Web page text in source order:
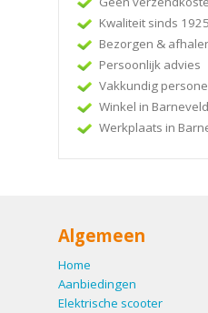
Kwaliteit sinds 1925
Bezorgen &
Persoonlijk advies
Vakkundig
Winkel in Barneveld
Werkplaats in
Algemeen
Home
Aanbiedingen
Elektrische scooter